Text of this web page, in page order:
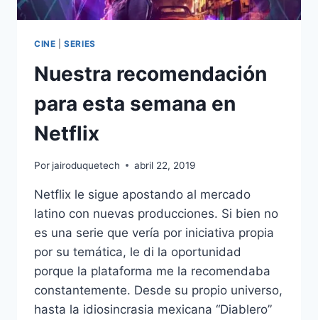
CINE |SERIES
Nuestra recomendación
para esta semana en
Netflix
Por jairoduquetech abril 22, 2019
Netflix le sigue apostando al mercado
latino con nuevas producciones. Si bien no
es una serie que vería por iniciativa propia
por su temática, le di la oportunidad
porque la plataforma me la recomendaba
constantemente. Desde su propio universo,
hasta la idiosincrasia mexicana “Diablero”